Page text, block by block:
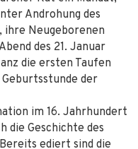
Androhung des
ihre Neugeborenen
des 21. Januar
die ersten Taufen
der
im 16. Jahrhundert
die Geschichte des
ediert sind die